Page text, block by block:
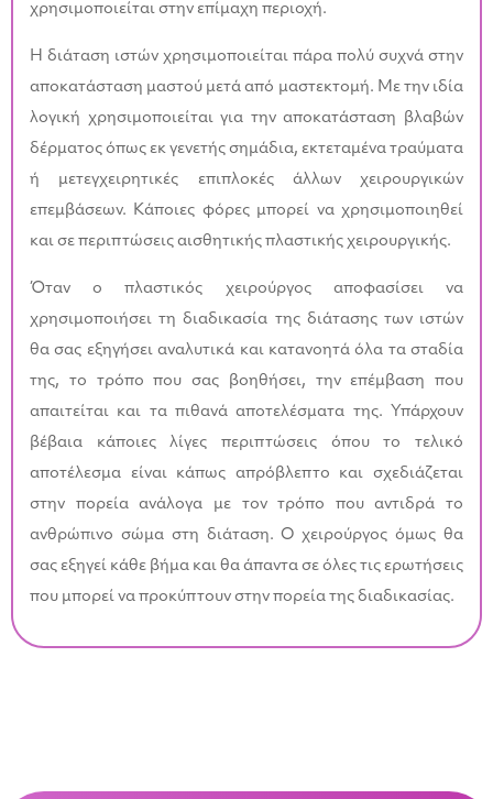
χρησιμοποιείται στην επίμαχη περιοχή.
Η διάταση ιστών χρησιμοποιείται πάρα πολύ συχνά στην
αποκατάσταση μαστού μετά από μαστεκτομή. Με την ιδία
λογική χρησιμοποιείται για την αποκατάσταση βλαβών
δέρματος όπως εκ γενετής σημάδια, εκτεταμένα τραύματα
ή μετεγχειρητικές επιπλοκές άλλων χειρουργικών
επεμβάσεων. Κάποιες φόρες μπορεί να χρησιμοποιηθεί
και σε περιπτώσεις αισθητικής πλαστικής χειρουργικής.
Όταν ο πλαστικός χειρούργος αποφασίσει να
χρησιμοποιήσει τη διαδικασία της διάτασης των ιστών
θα σας εξηγήσει αναλυτικά και κατανοητά όλα τα σταδία
της, το τρόπο που σας βοηθήσει, την επέμβαση που
απαιτείται και τα πιθανά αποτελέσματα της. Υπάρχουν
βέβαια κάποιες λίγες περιπτώσεις όπου το τελικό
αποτέλεσμα είναι κάπως απρόβλεπτο και σχεδιάζεται
στην πορεία ανάλογα με τον τρόπο που αντιδρά το
ανθρώπινο σώμα στη διάταση. Ο χειρούργος όμως θα
σας εξηγεί κάθε βήμα και θα άπαντα σε όλες τις ερωτήσεις
που μπορεί να προκύπτουν στην πορεία της διαδικασίας.